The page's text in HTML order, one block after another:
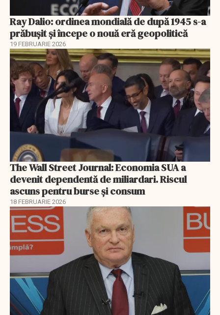
Ray Dalio: ordinea mondială de după 1945 s-a
prăbușit și începe o nouă eră geopolitică
19 FEBRUARIE 2026
The Wall Street Journal: Economia SUA a
devenit dependentă de miliardari. Riscul
ascuns pentru burse și consum
18 FEBRUARIE 2026
EXCLUSIV